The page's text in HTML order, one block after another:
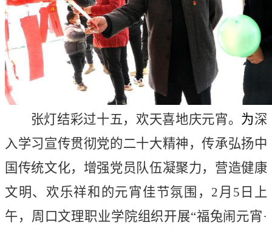
张灯结彩过十五，欢天喜地庆元宵。 为深
入学习宣传贯彻党的二十大精神，传承弘扬中
国传统文化，增强党员队伍凝聚力，营造健康
文明、欢乐祥和的元宵佳节氛围， 2月5日上
午，周口文理职业学院组织开展“福兔闹元宵·